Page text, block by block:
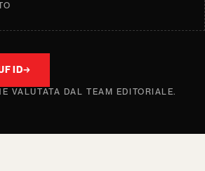
ID→
VALUTATA DAL TEAM EDITORIALE.